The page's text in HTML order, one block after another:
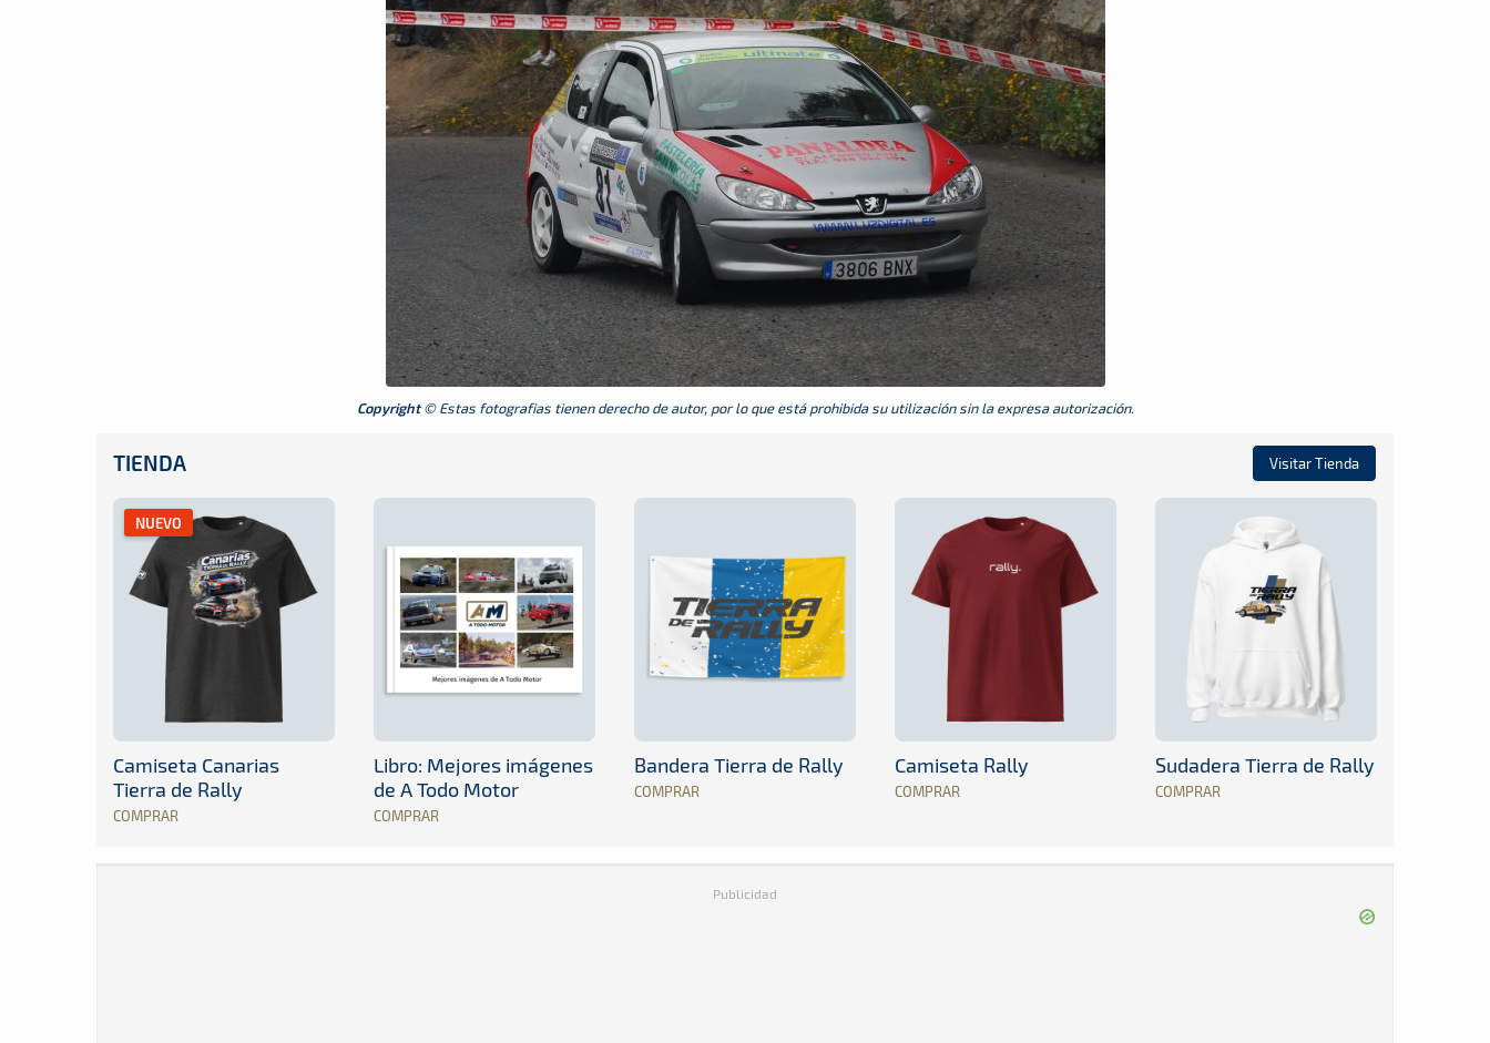
Copyright© Estas fotografias tienen derecho de autor, por lo que está prohibida su utilización sin la expresa autorización.
TIENDA Visitar Tienda
NUEVO
Camiseta Canarias
Tierra de Rally
COMPRAR
Libro: Mejores imágenes
de A Todo Motor
COMPRAR
Bandera Tierra de Rally
COMPRAR
Camiseta Rally
COMPRAR
Sudadera Tierra de Rally
COMPRAR
Publicidad